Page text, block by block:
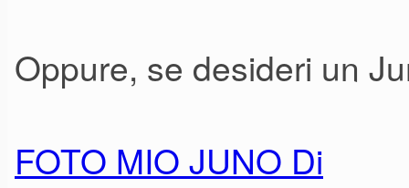
Prezzo SM €290,
parte).
Oppure, se desideri un
FOTO MIO JUNO Di